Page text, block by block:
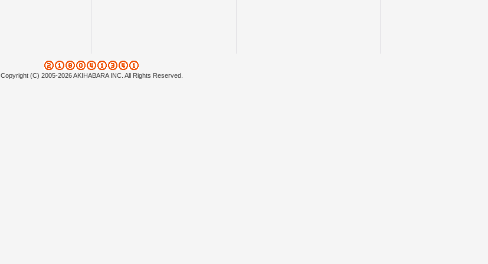
Copyright (C) 2005-2026 AKIHABARA INC. All Rights Reserved.